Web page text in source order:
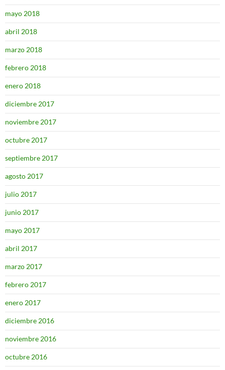
mayo 2018
abril 2018
marzo 2018
febrero 2018
enero 2018
diciembre 2017
noviembre 2017
octubre 2017
septiembre 2017
agosto 2017
julio 2017
junio 2017
mayo 2017
abril 2017
marzo 2017
febrero 2017
enero 2017
diciembre 2016
noviembre 2016
octubre 2016